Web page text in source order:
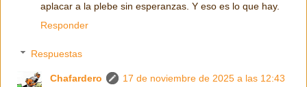
aplacar a la plebe sin esperanzas. Y eso es lo que hay.
Responder
Respuestas
Chafardero
17 de noviembre de 2025 a las 12:43